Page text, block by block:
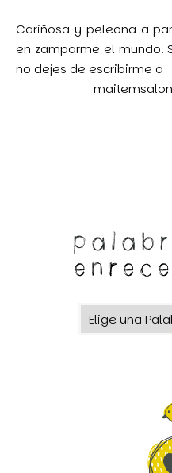
Cariñosa y peleona a
en zamparme el mundo.
no dejes de escribirme a